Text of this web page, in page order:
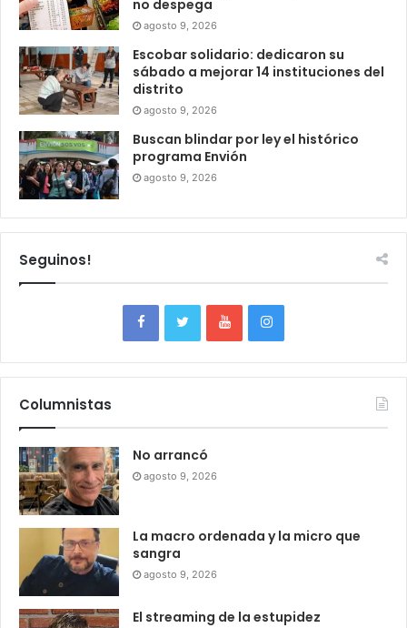
no despega
agosto 9, 2026
Escobar solidario: dedicaron su
sábado a mejorar 14 instituciones del
distrito
agosto 9, 2026
Buscan blindar por ley el histórico
programa Envión
agosto 9, 2026
Seguinos!
Columnistas
No arrancó
agosto 9, 2026
La macro ordenada y la micro que
sangra
agosto 9, 2026
El streaming de la estupidez